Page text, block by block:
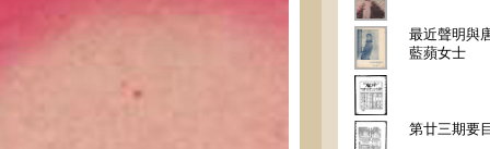
最近聲明與
藍蘋女士
第廿三期要